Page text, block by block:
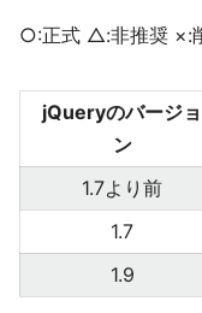
○:正式 △:非推奨 ×:
jQueryのバージョ
ン
1.7より前
1.7
1.9